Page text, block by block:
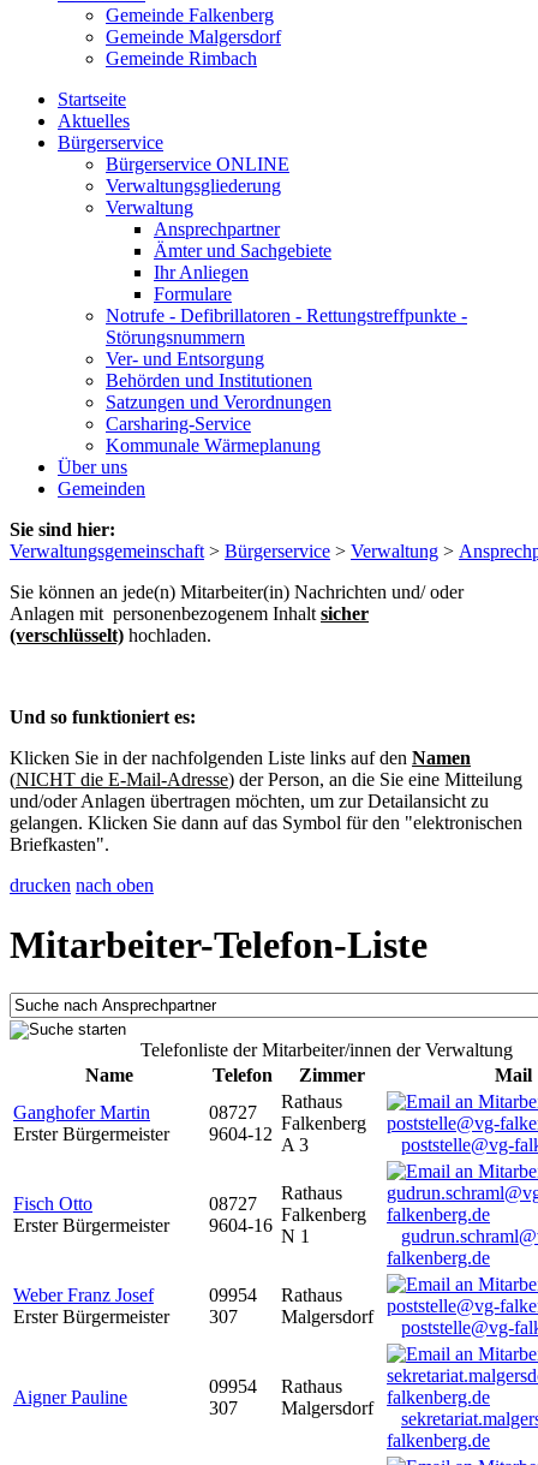
Gemeinde Falkenberg
Gemeinde Malgersdorf
Gemeinde Rimbach
Startseite
Aktuelles
Bürgerservice
Bürgerservice ONLINE
Verwaltungsgliederung
Verwaltung
Ansprechpartner
Ämter und Sachgebiete
Ihr Anliegen
Formulare
Notrufe - Defibrillatoren - Rettungstreffpunkte -
Störungsnummern
Ver- und Entsorgung
Behörden und Institutionen
Satzungen und Verordnungen
Carsharing-Service
Kommunale Wärmeplanung
Über uns
Gemeinden
Sie sind hier:
Verwaltungsgemeinschaft > Bürgerservice > Verwaltung >
Sie können an jede(n) Mitarbeiter(in) Nachrichten und/ oder
Anlagen mit personenbezogenem Inhalt sicher
(verschlüsselt) hochladen.
Und so funktioniert es:
Klicken Sie in der nachfolgenden Liste links auf den Namen
(NICHT die E-Mail-Adresse) der Person, an die Sie eine Mitteilung
und/oder Anlagen übertragen möchten, um zur Detailansicht zu
gelangen. Klicken Sie dann auf das Symbol für den "elektronischen
Briefkasten".
drucken nach oben
Mitarbeiter-Telefon-Liste
Telefonliste der Mitarbeiter/innen der Verwaltung
Name
Telefon Zimmer
Mail
Ganghofer Martin
Erster Bürgermeister
08727
9604-12
Rathaus
Falkenberg
A 3
poststelle@vg-
Fisch Otto
Erster Bürgermeister
08727
9604-16
Rathaus
Falkenberg
N 1
falkenberg.de
Weber Franz Josef
Erster Bürgermeister
09954
307
Rathaus
Malgersdorf
poststelle@vg-
Aigner Pauline
09954
307
Rathaus
Malgersdorf
falkenberg.de